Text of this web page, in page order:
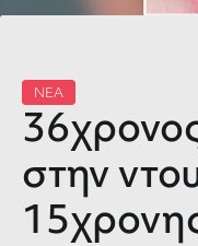
ΝΕΑ
στην